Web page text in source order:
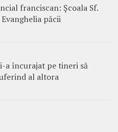
franciscan: Școala Sf.
păcii
a încurajat pe tineri să
al altora